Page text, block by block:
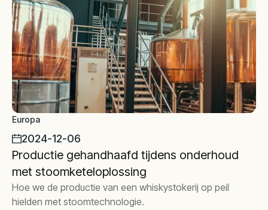
Europa
2024-12-06
Productie gehandhaafd tijdens onderhoud
met stoomketeloplossing
Hoe we de productie van een whiskystokerij op peil
hielden met stoomtechnologie.